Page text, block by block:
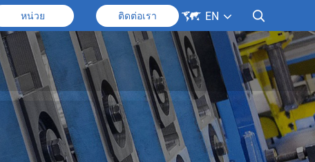

 EN
หน่วย ติดต่อเรา
ยแซนวิช